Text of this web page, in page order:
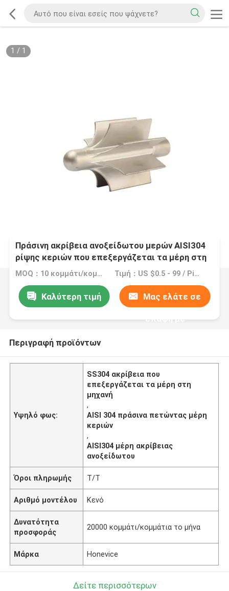
1 / 1
Πράσινη ακρίβεια ανοξείδωτου μερών AISI304
ρίψης κεριών που επεξεργάζεται τα μέρη στη
μηχανή
MOQ：10 κομμάτι/κομμάτια Τιμή：US $0.5 - 99 / Piece
Καλύτερη τιμή Μας ελάτε σε
επαφή με
Περιγραφή προϊόντων
Υψηλό φως:
SS304 ακρίβεια που
επεξεργάζεται τα μέρη στη
μηχανή
,
AISI 304 πράσινα πετώντας μέρη
κεριών
,
AISI304 μέρη ακρίβειας
ανοξείδωτου
Όροι πληρωμής T/T
Αριθμό μοντέλου Κενό
Δυνατότητα
προσφοράς
20000 κομμάτι/κομμάτια το μήνα
Μάρκα Honevice
Δείτε περισσότερων